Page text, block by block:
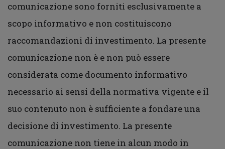
comunicazione sono forniti esclusivamente a
scopo informativo e non costituiscono
raccomandazioni di investimento. La presente
comunicazione non è e non può essere
considerata come documento informativo
necessario ai sensi della normativa vigente e il
suo contenuto non è sufficiente a fondare una
decisione di investimento. La presente
comunicazione non tiene in alcun modo in